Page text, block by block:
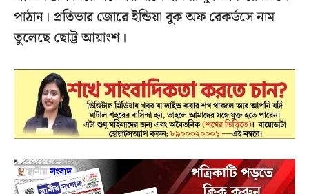
পাঠান। প্রতিভার জোরে ইন্ডিয়া বুক অফ রেকর্ডসে নাম
তুলেছে ছোট্ট আয়াংশ।